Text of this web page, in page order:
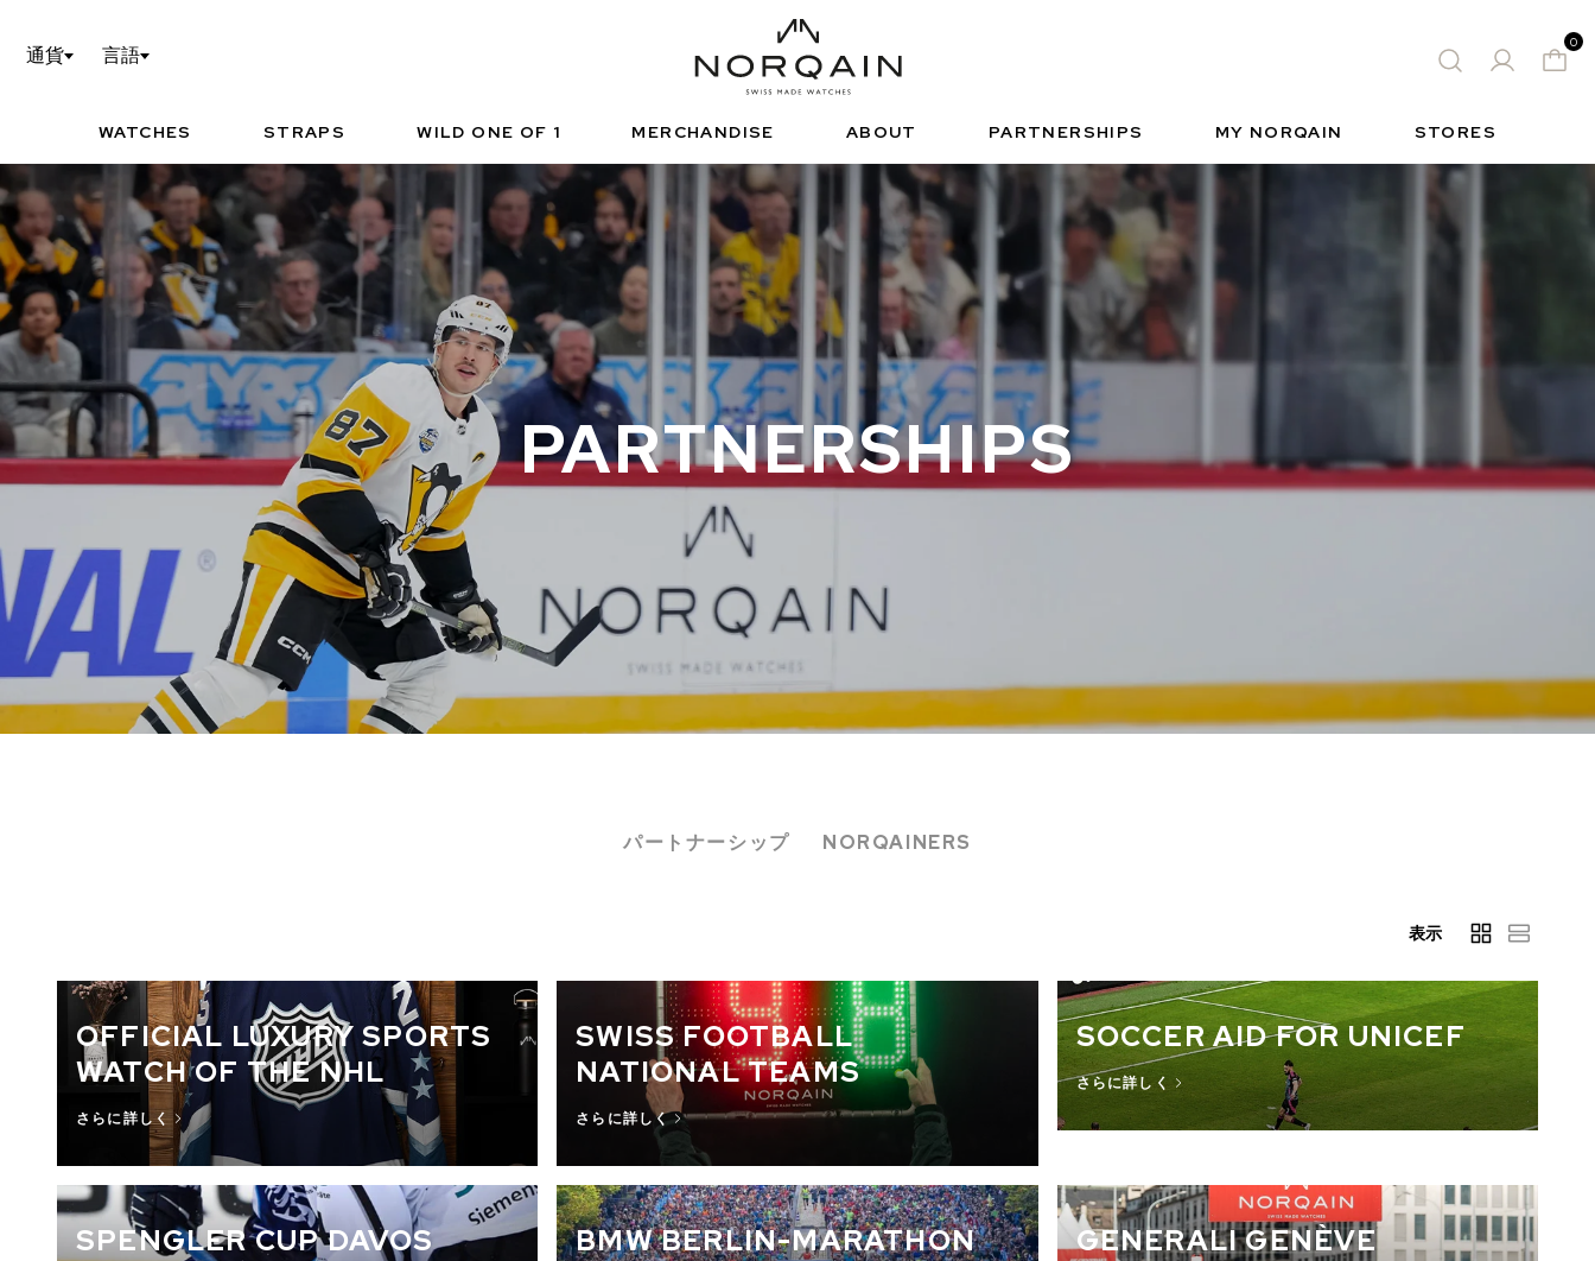
通貨 言語
0
WATCHES STRAPS WILD ONE OF 1 MERCHANDISE ABOUT PARTNERSHIPS MY NORQAIN STORES
お勧めの時計
TECHNISCHE SPORTUHR FUNCTIONAL SPORTS WATCH FREE-SPIRIT SPORTS WATCH
NORQAIN VALUES
PARTNERSHIPS
パートナーシップ NORQAINERS
表示
OFFICIAL LUXURY SPORTS
WATCH OF THE NHL
さらに詳しく
SWISS FOOTBALL
NATIONAL TEAMS
さらに詳しく
SOCCER AID FOR UNICEF
さらに詳しく
SPENGLER CUP DAVOS BMW BERLIN-MARATHON
GENERALI GENÈVE